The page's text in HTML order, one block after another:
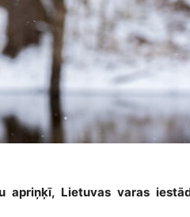
apriņķī, Lietuvas varas